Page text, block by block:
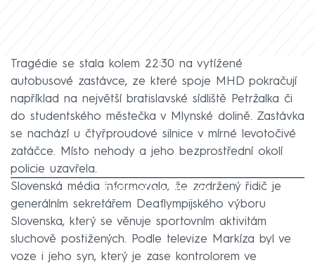
Tragédie se stala kolem 22:30 na vytížené
autobusové zastávce, ze které spoje MHD pokračují
například na největší bratislavské sídliště Petržalka či
do studentského městečka v Mlynské dolině. Zastávka
se nachází u čtyřproudové silnice v mírné levotočivé
zatáčce. Místo nehody a jeho bezprostřední okolí
policie uzavřela.
Failed to fetch
Slovenská média informovala, že zadržený řidič je
generálním sekretářem Deaflympijského výboru
Slovenska, který se věnuje sportovním aktivitám
sluchově postižených. Podle televize Markíza byl ve
voze i jeho syn, který je zase kontrolorem ve